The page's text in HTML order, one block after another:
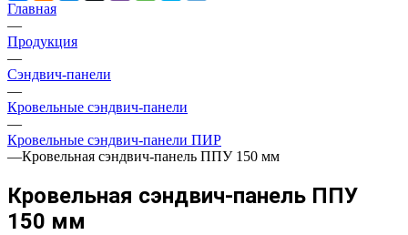
Главная
—
Продукция
—
Сэндвич-панели
—
Кровельные сэндвич-панели
—
Кровельные сэндвич-панели ПИР
—Кровельная сэндвич-панель ППУ 150 мм
Кровельная сэндвич-панель ППУ
150 мм